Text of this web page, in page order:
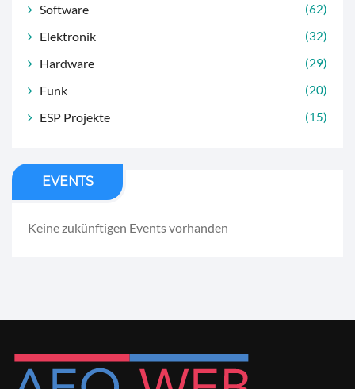
Software (62)
Elektronik (32)
Hardware (29)
Funk (20)
ESP Projekte (15)
EVENTS
Keine zukünftigen Events vorhanden